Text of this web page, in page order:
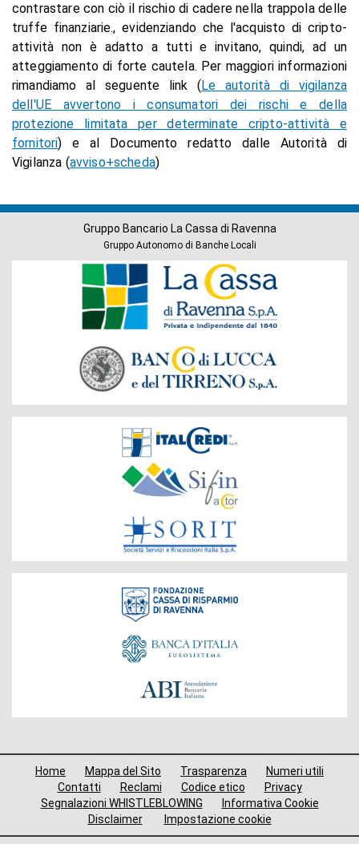
contrastare con ciò il rischio di cadere nella trappola delle
truffe finanziarie., evidenziando che l'acquisto di cripto-
attività non è adatto a tutti e invitano, quindi, ad un
atteggiamento di forte cautela. Per maggiori informazioni
rimandiamo al seguente link (Le autorità di vigilanza
dell'UE avvertono i consumatori dei rischi e della
protezione limitata per determinate cripto-attività e
fornitori) e al Documento redatto dalle Autorità di
Vigilanza (avviso+scheda)
Gruppo Bancario La Cassa di Ravenna
Gruppo Autonomo di Banche Locali
Banche
Gruppo
Fondazione
Menù
navigazione
Home Mappa del Sito Trasparenza
Numeri utili
Contatti
Reclami Codice etico
Privacy
Segnalazioni WHISTLEBLOWING
Informativa Cookie
Disclaimer
Impostazione cookie